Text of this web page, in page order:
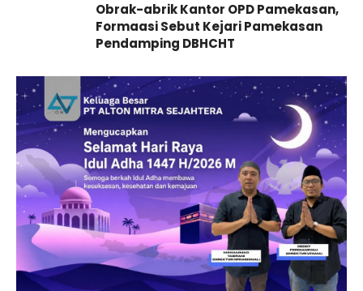
Obrak-abrik Kantor OPD Pamekasan,
Formaasi Sebut Kejari Pamekasan
Pendamping DBHCHT